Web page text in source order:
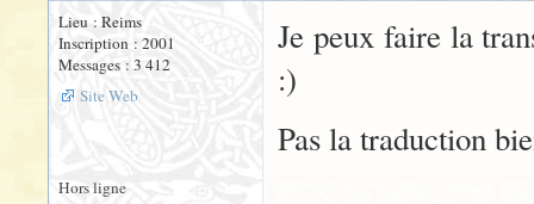
Lieu : Reims
Inscription : 2001
Messages : 3 412
Site Web
Je peux faire la
:)
Pas la traduction
Hors ligne